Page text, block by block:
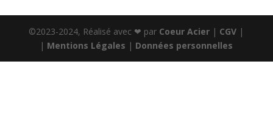
©2023-2024, Réalisé avec ❤ par Coeur Acier | CGV |
| Mentions Légales | Données personnelles